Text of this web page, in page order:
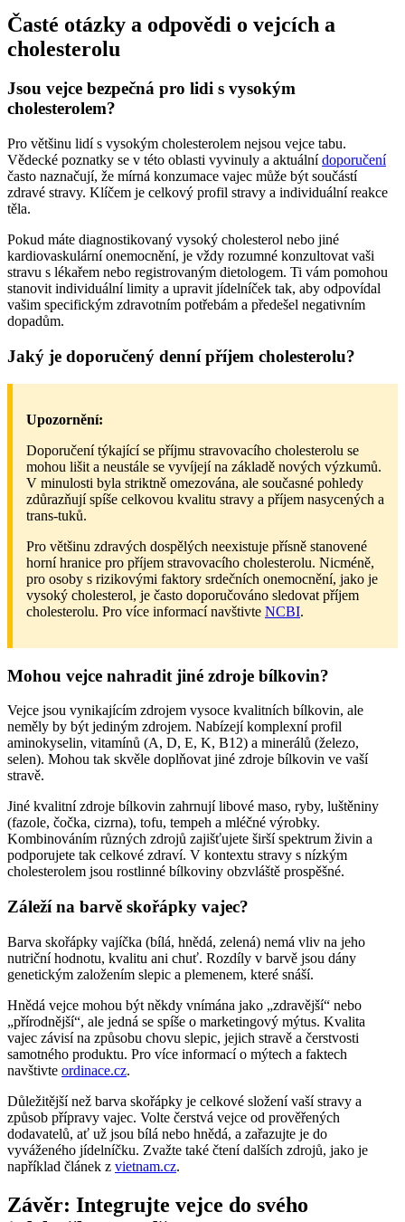
Časté otázky a odpovědi o vejcích a
cholesterolu
Jsou vejce bezpečná pro lidi s vysokým
cholesterolem?
Pro většinu lidí s vysokým cholesterolem nejsou vejce tabu.
Vědecké poznatky se v této oblasti vyvinuly a aktuálnídoporučení
často naznačují, že mírná konzumace vajec může být součástí
zdravé stravy. Klíčem je celkový profil stravy a individuální reakce
těla.
Pokud máte diagnostikovaný vysoký cholesterol nebo jiné
kardiovaskulární onemocnění, je vždy rozumné konzultovat vaši
stravu s lékařem nebo registrovaným dietologem. Ti vám pomohou
stanovit individuální limity a upravit jídelníček tak, aby odpovídal
vašim specifickým zdravotním potřebám a předešel negativním
dopadům.
Jaký je doporučený denní příjem cholesterolu?
Upozornění:
Doporučení týkající se příjmu stravovacího cholesterolu se
mohou lišit a neustále se vyvíjejí na základě nových výzkumů.
V minulosti byla striktně omezována, ale současné pohledy
zdůrazňují spíše celkovou kvalitu stravy a příjem nasycených a
trans-tuků.
Pro většinu zdravých dospělých neexistuje přísně stanovené
horní hranice pro příjem stravovacího cholesterolu. Nicméně,
pro osoby s rizikovými faktory srdečních onemocnění, jako je
vysoký cholesterol, je často doporučováno sledovat příjem
cholesterolu. Pro více informací navštivte NCBI.
Mohou vejce nahradit jiné zdroje bílkovin?
Vejce jsou vynikajícím zdrojem vysoce kvalitních bílkovin, ale
neměly by být jediným zdrojem. Nabízejí komplexní profil
aminokyselin, vitamínů (A, D, E, K, B12) a minerálů (železo,
selen). Mohou tak skvěle doplňovat jiné zdroje bílkovin ve vaší
stravě.
Jiné kvalitní zdroje bílkovin zahrnují libové maso, ryby, luštěniny
(fazole, čočka, cizrna), tofu, tempeh a mléčné výrobky.
Kombinováním různých zdrojů zajišťujete širší spektrum živin a
podporujete tak celkové zdraví. V kontextu stravy s nízkým
cholesterolem jsou rostlinné bílkoviny obzvláště prospěšné.
Záleží na barvě skořápky vajec?
Barva skořápky vajíčka (bílá, hnědá, zelená) nemá vliv na jeho
nutriční hodnotu, kvalitu ani chuť. Rozdíly v barvě jsou dány
genetickým založením slepic a plemenem, které snáší.
Hnědá vejce mohou být někdy vnímána jako „zdravější“ nebo
„přírodnější“, ale jedná se spíše o marketingový mýtus. Kvalita
vajec závisí na způsobu chovu slepic, jejich stravě a čerstvosti
samotného produktu. Pro více informací o mýtech a faktech
navštivte ordinace.cz.
Důležitější než barva skořápky je celkové složení vaší stravy a
způsob přípravy vajec. Volte čerstvá vejce od prověřených
dodavatelů, ať už jsou bílá nebo hnědá, a zařazujte je do
vyváženého jídelníčku. Zvažte také čtení dalších zdrojů, jako je
například článek z vietnam.cz.
Závěr: Integrujte vejce do svého